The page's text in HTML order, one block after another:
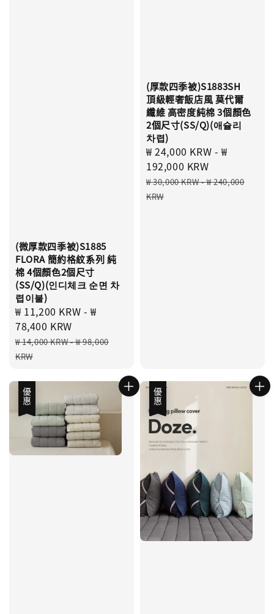
(微厚款四季被)S1885
FLORA 簡約格紋系列 純
棉 4個顏色2個尺寸
(SS/Q)(인디체크 순면 차
렵이불)
Sale
price
₩ 11,200 KRW -₩
78,400 KRW
Regular
price
₩ 14,000 KRW-₩ 98,000
KRW
(厚款四季被)S1883SH
頂級輕奢飯店風 莫代爾
纖維 高密度純棉 3個顏色
2個尺寸(SS/Q)(애슐리
차렵)
Sale
price
₩ 24,000 KRW -₩
192,000 KRW
Regular
price
₩ 30,000 KRW-₩ 240,000
KRW
優惠 優惠